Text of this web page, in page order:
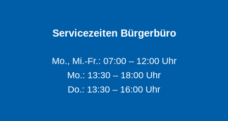
Servicezeiten Bürgerbüro
Mo., Mi.-Fr.: 07:00 – 12:00 Uhr
Mo.: 13:30 – 18:00 Uhr
Do.: 13:30 – 16:00 Uhr